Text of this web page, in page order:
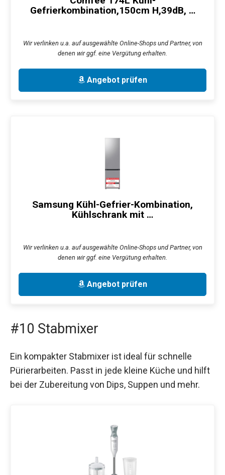
Gefrierkombination,150cm H,39dB, …
Wir verlinken u.a. auf ausgewählte Online-Shops und Partner, von
denen wir ggf. eine Vergütung erhalten.
Angebot prüfen
Samsung Kühl-Gefrier-Kombination,
Kühlschrank mit …
Wir verlinken u.a. auf ausgewählte Online-Shops und Partner, von
denen wir ggf. eine Vergütung erhalten.
Angebot prüfen
#10 Stabmixer
Ein kompakter Stabmixer ist ideal für schnelle
Pürierarbeiten. Passt in jede kleine Küche und hilft
bei der Zubereitung von Dips, Suppen und mehr.